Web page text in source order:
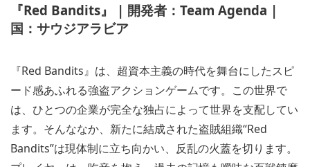
『Red Bandits』 | 開発者：Team Agenda |
国：サウジアラビア
『Red Bandits』は、超資本主義の時代を舞台にしたスピ
ード感あふれる強盗アクションゲームです。この世界で
は、ひとつの企業が完全な独占によって世界を支配してい
ます。そんななか、新たに結成された盗賊組織“Red
Bandits”は現体制に立ち向かい、反乱の火蓋を切ります。